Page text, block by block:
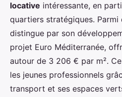
locative intéressante, en
quartiers stratégiques. Parmi
distingue par son
projet Euro Méditerranée,
autour de 3 206 € par m².
les jeunes professionnels
transport et ses espaces